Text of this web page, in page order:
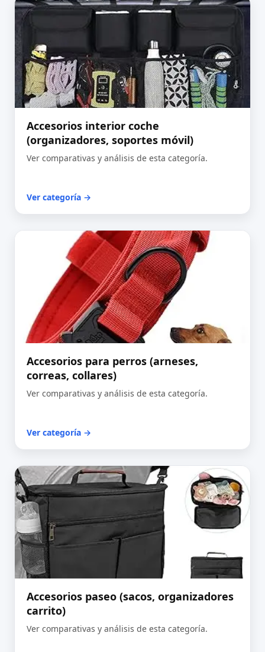
Accesorios interior coche
(organizadores, soportes móvil)
Ver comparativas y análisis de esta categoría.
Ver categoría →
Accesorios para perros (arneses,
correas, collares)
Ver comparativas y análisis de esta categoría.
Ver categoría →
Accesorios paseo (sacos, organizadores
carrito)
Ver comparativas y análisis de esta categoría.